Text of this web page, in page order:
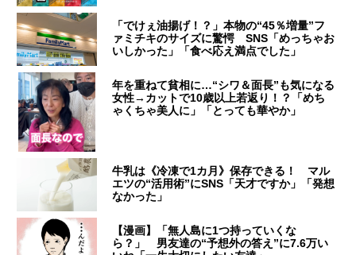
「でけぇ油揚げ！？」本物の“45％増量”フ
ァミチキのサイズに驚愕 SNS「めっちゃお
いしかった」「食べ応え満点でした」
年を重ねて貧相に…“シワ＆面長”も気になる
女性→カットで10歳以上若返り！？「めち
ゃくちゃ美人に」「とっても華やか」
牛乳は《冷凍で1カ月》保存できる！ マル
エツの“活用術”にSNS「天才ですか」「発想
なかった」
【漫画】「無人島に1つ持っていくな
ら？」 男友達の“予想外の答え”に7.6万い